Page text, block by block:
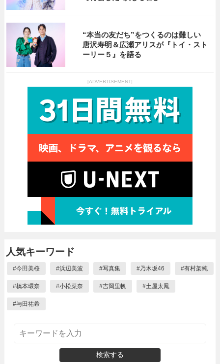
“本当の友だち”をつくるのは難しい
唐沢寿明＆広瀬アリスが『トイ・スト
ーリー５』を語る
[ADVERTISEMENT]
人気キーワード
#今田美桜 #浜辺美波 #写真集 #乃木坂46 #有村架純
#橋本環奈 #小松菜奈 #吉岡里帆 #土屋太鳳
#与田祐希
検索する